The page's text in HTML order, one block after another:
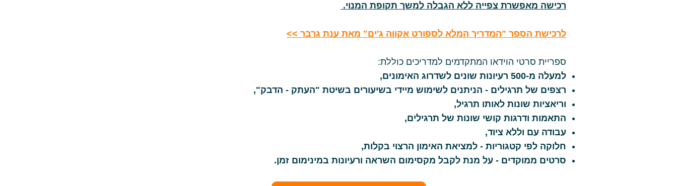
רכישה מאפשרת צפייה ללא הגבלה למשך תקופת המנוי.
לרכישת הספר "המדריך המלא לספורט אקווה ג'ים" מאת ענת גרבר >>
ספריית סרטי הוידאו המתקדמים למדריכים כוללת:
למעלה מ-500 רעיונות שונים לשדרוג האימונים,
רצפים של תרגילים - הניתנים לשימוש מיידי בשיעורים בשיטת "העתק - הדבק",
וריאציות שונות לאותו תרגיל,
התאמות ודרגות קושי שונות של תרגילים,
עבודה עם וללא ציוד,
חלוקה לפי קטגוריות - למציאת האימון הרצוי בקלות,
סרטים ממוקדים - על מנת לקבל מקסימום השראה ורעיונות במינימום זמן.